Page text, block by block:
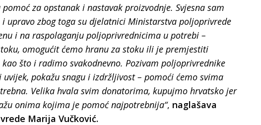
za opstanak i nastavak proizvodnje. Svjesna sam
upravo zbog toga su djelatnici Ministarstva poljoprivrede
i na raspolaganju poljoprivrednicima u potrebi –
omogućit ćemo hranu za stoku ili je premjestiti
što i radimo svakodnevno. Pozivam poljoprivrednike
pokažu snagu i izdržljivost – pomoći ćemo svima
Velika hvala svim donatorima, kupujmo hrvatsko jer
onima kojima je pomoć najpotrebnija“, naglašava
Marija Vučković.